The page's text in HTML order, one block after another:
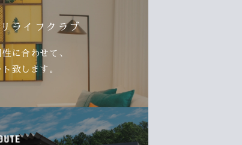
ライフクラブ
に合わせて、
致します。